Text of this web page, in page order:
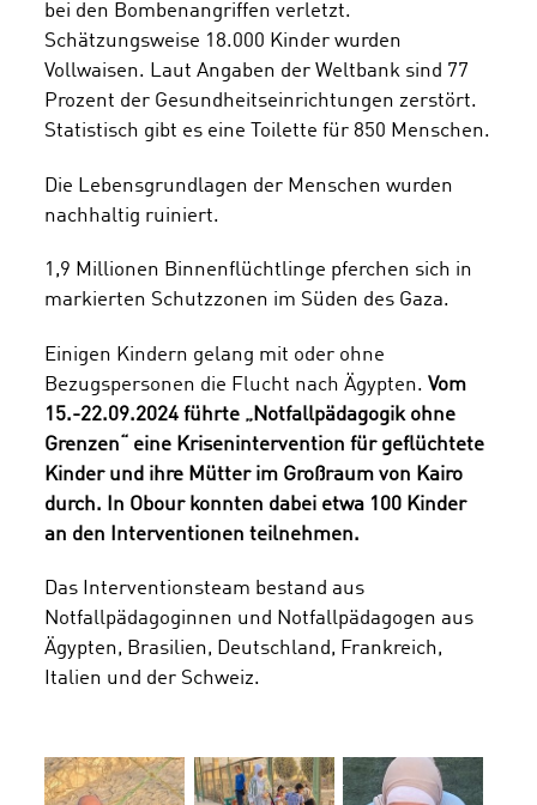
bei den Bombenangriffen verletzt.
Schätzungsweise 18.000 Kinder wurden
Vollwaisen. Laut Angaben der Weltbank sind 77
Prozent der Gesundheitseinrichtungen zerstört.
Statistisch gibt es eine Toilette für 850 Menschen.
Die Lebensgrundlagen der Menschen wurden
nachhaltig ruiniert.
1,9 Millionen Binnenflüchtlinge pferchen sich in
markierten Schutzzonen im Süden des Gaza.
Einigen Kindern gelang mit oder ohne
Bezugspersonen die Flucht nach Ägypten.Vom
15.-22.09.2024 führte „Notfallpädagogik ohne
Grenzen“ eine Krisenintervention für geflüchtete
Kinder und ihre Mütter im Großraum von Kairo
durch. In Obour konnten dabei etwa 100 Kinder
an den Interventionen teilnehmen.
Das Interventionsteam bestand aus
Notfallpädagoginnen und Notfallpädagogen aus
Ägypten, Brasilien, Deutschland, Frankreich,
Italien und der Schweiz.